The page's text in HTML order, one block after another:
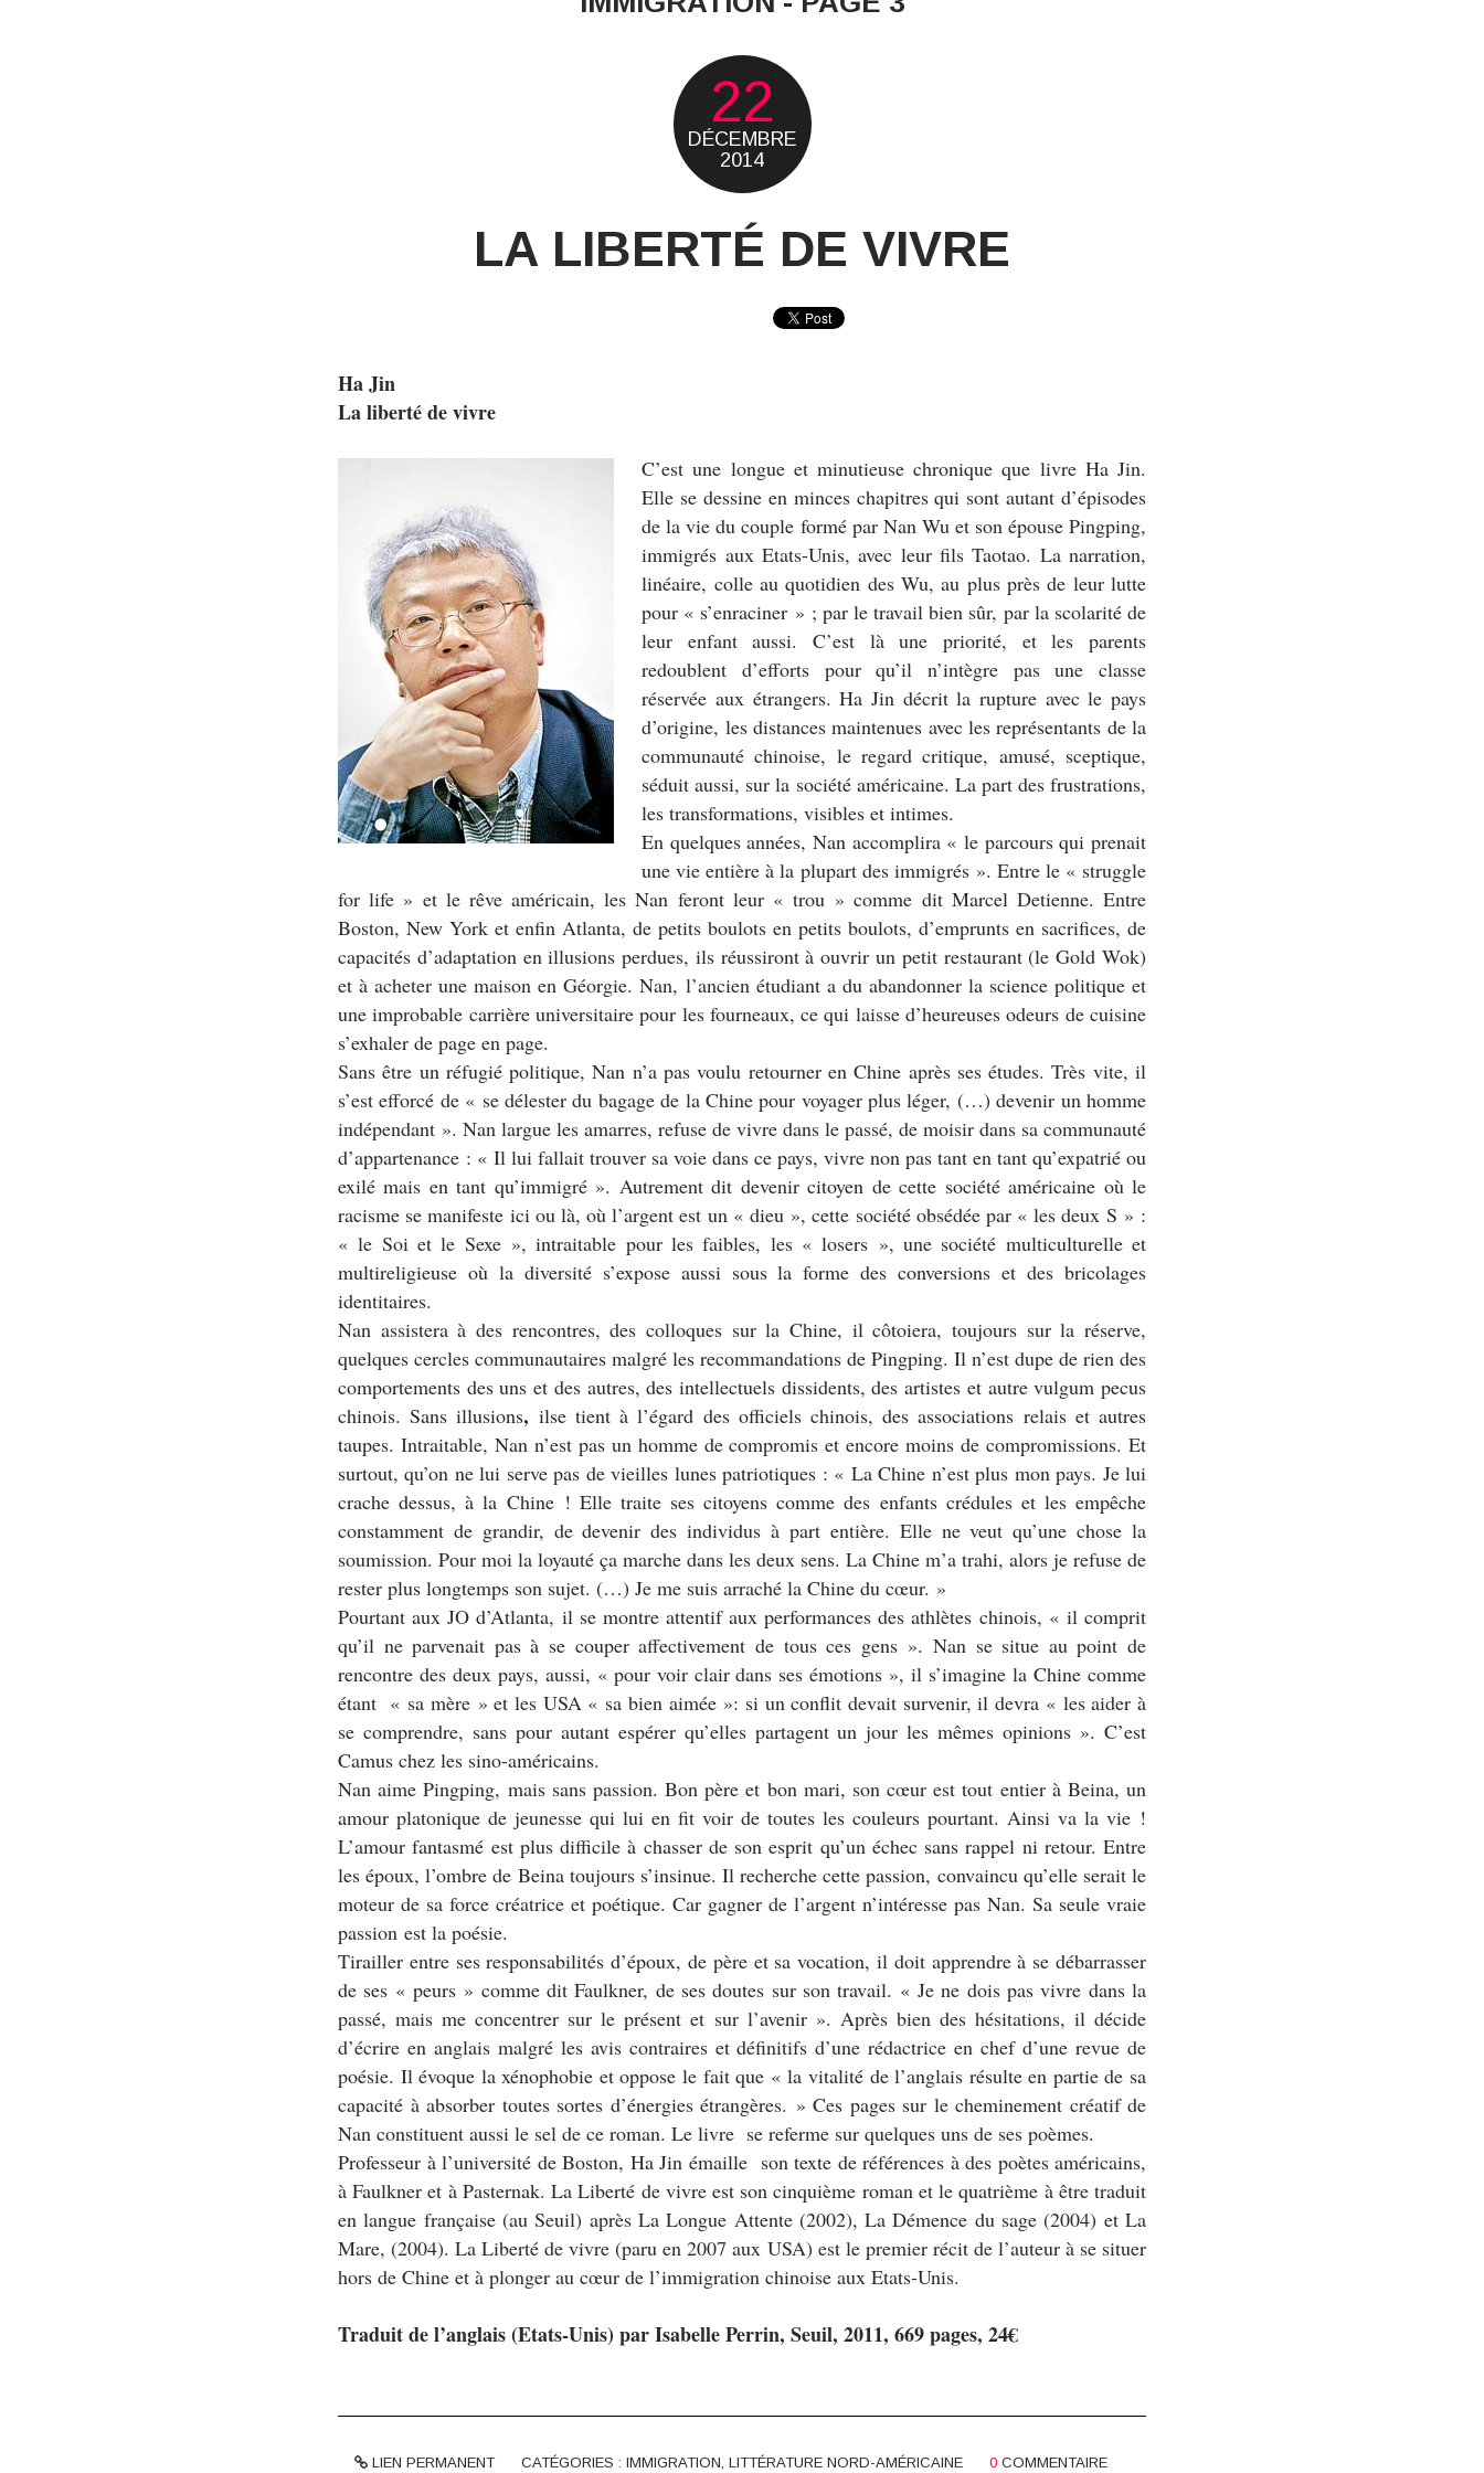
22
DÉCEMBRE
2014
LA LIBERTÉ DE VIVRE
Ha Jin
La liberté de vivre
C’est une longue et minutieuse chronique que livre Ha Jin.
Elle se dessine en minces chapitres qui sont autant d’épisodes
de la vie du couple formé par Nan Wu et son épouse Pingping,
immigrés aux Etats-Unis, avec leur fils Taotao. La narration,
linéaire, colle au quotidien des Wu, au plus près de leur lutte
pour « s’enraciner » ; par le travail bien sûr, par la scolarité de
leur enfant aussi. C’est là une priorité, et les parents
redoublent d’efforts pour qu’il n’intègre pas une classe
réservée aux étrangers. Ha Jin décrit la rupture avec le pays
d’origine, les distances maintenues avec les représentants de la
communauté chinoise, le regard critique, amusé, sceptique,
séduit aussi, sur la société américaine. La part des frustrations,
les transformations, visibles et intimes.
En quelques années, Nan accomplira «le parcours qui prenait
une vie entière à la plupart des immigrés ». Entre le « struggle
for life » et le rêve américain, les Nan feront leur « trou » comme dit Marcel Detienne. Entre
Boston, New York et enfin Atlanta, de petits boulots en petits boulots, d’emprunts en sacrifices, de
capacités d’adaptation en illusions perdues, ils réussiront à ouvrir un petit restaurant (leGold Wok)
et à acheter une maison en Géorgie. Nan, l’ancien étudiant a du abandonner la science politique et
une improbable carrière universitaire pour les fourneaux, ce qui laisse d’heureuses odeurs de cuisine
s’exhaler de page en page.
Sans être un réfugié politique, Nan n’a pas voulu retourner en Chine après ses études. Très vite, il
s’est efforcé de « se délester du bagage de la Chine pour voyager plus léger, (…) devenir un homme
indépendant ». Nan largue les amarres, refuse de vivre dans le passé, de moisir dans sa communauté
d’appartenance : « Il lui fallait trouver sa voie dans ce pays, vivre non pas tant en tant qu’expatrié ou
exilé mais en tant qu’immigré». Autrement dit devenir citoyen de cette société américaine où le
racisme se manifeste ici ou là, où l’argent est un « dieu », cette société obsédée par «les deux S » :
«le Soi et le Sexe», intraitable pour les faibles, les «losers », une société multiculturelle et
multireligieuse où la diversité s’expose aussi sous la forme des conversions et des bricolages
identitaires.
Nan assistera à des rencontres, des colloques sur la Chine, il côtoiera, toujours sur la réserve,
quelques cercles communautaires malgré les recommandations de Pingping. Il n’est dupe de rien des
comportements des uns et des autres, des intellectuels dissidents, des artistes et autre vulgum pecus
chinois. Sans illusions, ilse tient à l’égard des officiels chinois, des associations relais et autres
taupes. Intraitable, Nan n’est pas un homme de compromis et encore moins de compromissions. Et
surtout, qu’on ne lui serve pas de vieilles lunes patriotiques : « La Chine n’est plus mon pays. Je lui
crache dessus, à la Chine ! Elle traite ses citoyens comme des enfants crédules et les empêche
constamment de grandir, de devenir des individus à part entière. Elle ne veut qu’une chose la
soumission. Pour moi la loyauté ça marche dans les deux sens. La Chine m’a trahi, alors je refuse de
rester plus longtemps son sujet. (…) Je me suis arraché la Chine du cœur. »
Pourtant aux JO d’Atlanta, il se montre attentif aux performances des athlètes chinois, « il comprit
qu’il ne parvenait pas à se couper affectivement de tous ces gens ». Nan se situe au point de
rencontre des deux pays, aussi, « pour voir clair dans ses émotions », il s’imagine la Chine comme
étant « sa mère » et les USA « sa bien aimée »: si un conflit devait survenir, il devra « les aider à
se comprendre, sans pour autant espérer qu’elles partagent un jour les mêmes opinions ». C’est
Camus chez les sino-américains.
Nan aime Pingping, mais sans passion. Bon père et bon mari, son cœur est tout entier à Beina, un
amour platonique de jeunesse qui lui en fit voir de toutes les couleurs pourtant. Ainsi va la vie !
L’amour fantasmé est plus difficile à chasser de son esprit qu’un échec sans rappel ni retour. Entre
les époux, l’ombre de Beina toujours s’insinue. Il recherche cette passion, convaincu qu’elle serait le
moteur de sa force créatrice et poétique. Car gagner de l’argent n’intéresse pas Nan. Sa seule vraie
passion est la poésie.
Tirailler entre ses responsabilités d’époux, de père et sa vocation, il doit apprendre à se débarrasser
de ses « peurs » comme dit Faulkner, de ses doutes sur son travail. «Je ne dois pas vivre dans la
passé, mais me concentrer sur le présent et sur l’avenir ». Après bien des hésitations, il décide
d’écrire en anglais malgré les avis contraires et définitifs d’une rédactrice en chef d’une revue de
poésie. Il évoque la xénophobie et oppose le fait que «la vitalité de l’anglais résulte en partie de sa
capacité à absorber toutes sortes d’énergies étrangères. » Ces pages sur le cheminement créatif de
Nan constituent aussi le sel de ce roman. Le livre se referme sur quelques uns de ses poèmes.
Professeur à l’université de Boston, Ha Jin émaille son texte de références à des poètes américains,
à Faulkner et à Pasternak.La Liberté de vivreest son cinquième roman et le quatrième à être traduit
en langue française (au Seuil) après La Longue Attente (2002), La Démence du sage (2004) et La
Mare, (2004).La Liberté de vivre (paru en 2007 aux USA) est le premier récit de l’auteur à se situer
hors de Chine et à plonger au cœur de l’immigration chinoise aux Etats-Unis.
Traduit de l’anglais (Etats-Unis) par Isabelle Perrin, Seuil, 2011, 669 pages, 24€
LIEN PERMANENT CATÉGORIES : IMMIGRATION LITTÉRATURE NORD-AMÉRICAINE 0 COMMENTAIRE